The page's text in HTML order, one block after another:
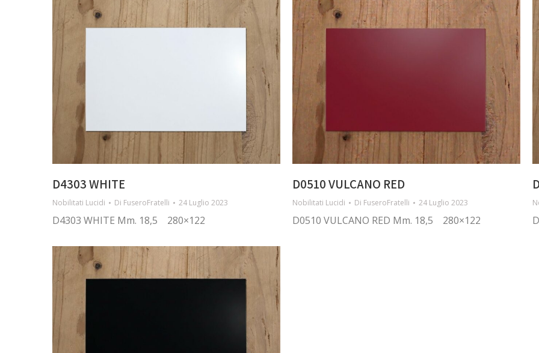
D4303 WHITE
Nobilitati Lucidi Di FuseroFratelli 24 Luglio 2023
D4303 WHITE Mm. 18,5 280×122
D0510 VULCANO RED
Nobilitati Lucidi Di FuseroFratelli 24 Luglio 2023
D0510 VULCANO RED Mm. 18,5 280×122